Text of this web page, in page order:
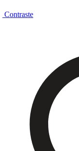
Contraste